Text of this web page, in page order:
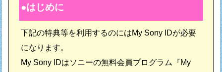
はじめに
下記の特典等を利用するのにはMy Sony IDが必要
になります。
My Sony IDはソニーの無料会員プログラム『My